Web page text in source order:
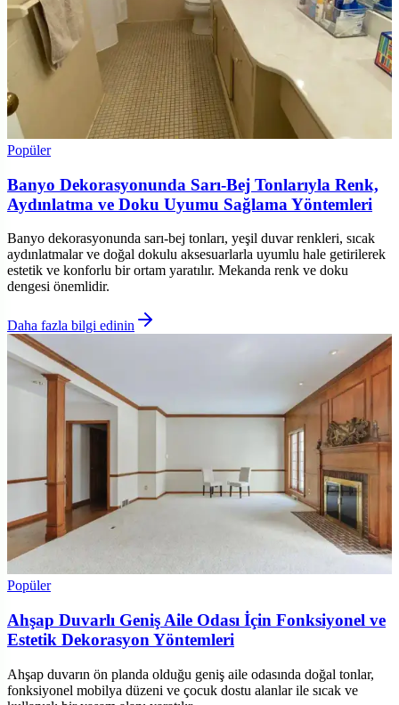
Popüler
Banyo Dekorasyonunda Sarı-Bej Tonlarıyla Renk,
Aydınlatma ve Doku Uyumu Sağlama Yöntemleri
Banyo dekorasyonunda sarı-bej tonları, yeşil duvar renkleri, sıcak
aydınlatmalar ve doğal dokulu aksesuarlarla uyumlu hale getirilerek
estetik ve konforlu bir ortam yaratılır. Mekanda renk ve doku
dengesi önemlidir.
Daha fazla bilgi edinin
Popüler
Ahşap Duvarlı Geniş Aile Odası İçin Fonksiyonel ve
Estetik Dekorasyon Yöntemleri
Ahşap duvarın ön planda olduğu geniş aile odasında doğal tonlar,
fonksiyonel mobilya düzeni ve çocuk dostu alanlar ile sıcak ve